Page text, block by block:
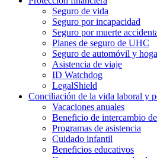
Seguro de vida
Seguro por incapacidad
Seguro por muerte
Planes de seguro de UHC
Seguro de automóvil y
Asistencia de viaje
ID Watchdog
LegalShield
Conciliación de la vida laboral y
Vacaciones anuales
Beneficio de intercambio
Programas de asistencia
Cuidado infantil
Beneficios educativos